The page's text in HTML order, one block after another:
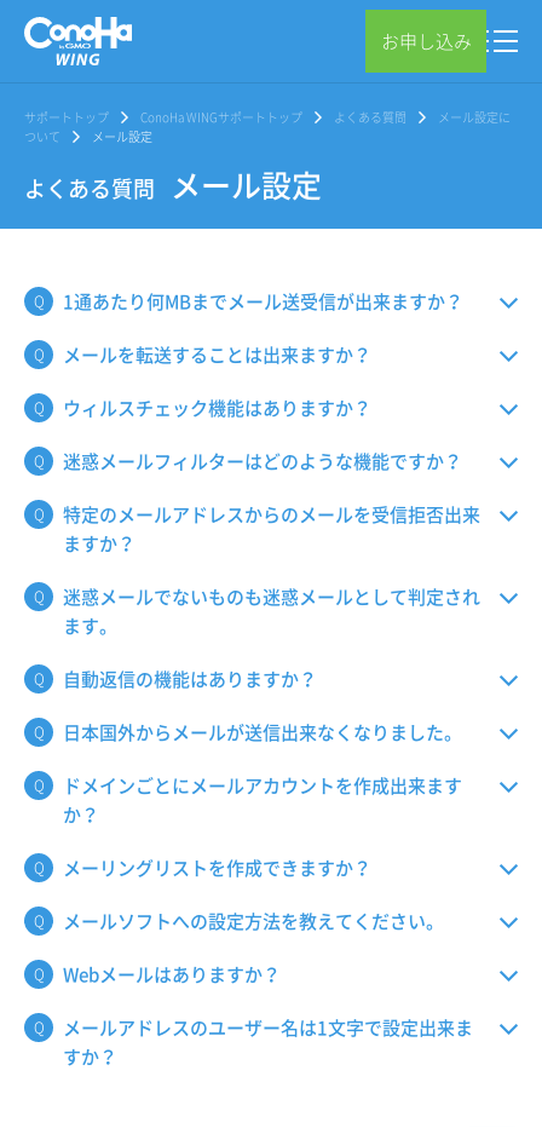
お申し込み
サポートトップ ConoHa WINGサポートトップ よくある質問
メール設定に
ついて
メール設定
よくある質問 メール設定
1通あたり何MBまでメール送受信が出来ますか？
メールを転送することは出来ますか？
ウィルスチェック機能はありますか？
迷惑メールフィルターはどのような機能ですか？
特定のメールアドレスからのメールを受信拒否出来
ますか？
迷惑メールでないものも迷惑メールとして判定され
ます。
自動返信の機能はありますか？
日本国外からメールが送信出来なくなりました。
ドメインごとにメールアカウントを作成出来ます
か？
メーリングリストを作成できますか？
メールソフトへの設定方法を教えてください。
Webメールはありますか？
メールアドレスのユーザー名は1文字で設定出来ま
すか？